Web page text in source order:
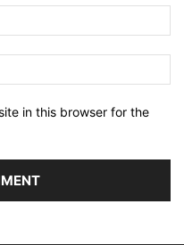
in this browser for the